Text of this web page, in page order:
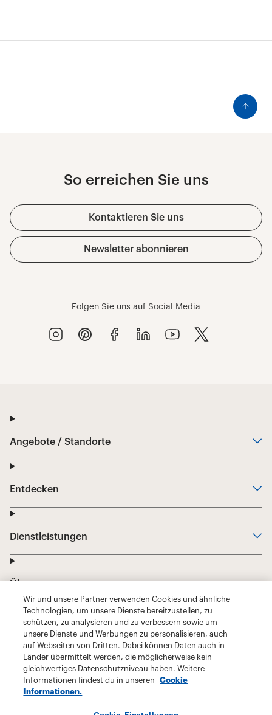
Wir und unsere Partner verwenden Cookies und ähnliche
Technologien, um unsere Dienste bereitzustellen, zu
schützen, zu analysieren und zu verbessern sowie um
unsere Dienste und Werbungen zu personalisieren, auch
auf Webseiten von Dritten. Dabei können Daten auch in
Länder übermittelt werden, die möglicherweise kein
gleichwertiges Datenschutzniveau haben. Weitere
Informationen findest du in unseren
Cookie
Informationen.